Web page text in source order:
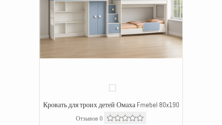
Кровать для троих детей Омаха Fmebel 80x190
Отзывов 0